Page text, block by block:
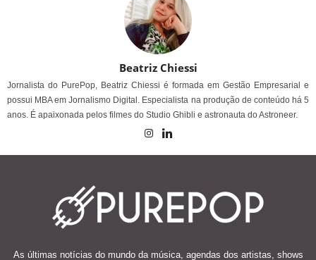
Beatriz Chiessi
Jornalista do PurePop, Beatriz Chiessi é formada em Gestão Empresarial e
possui MBA em Jornalismo Digital. Especialista na produção de conteúdo há 5
anos. É apaixonada pelos filmes do Studio Ghibli e astronauta do Astroneer.
As últimas notícias do mundo da música, agendas dos artistas, shows